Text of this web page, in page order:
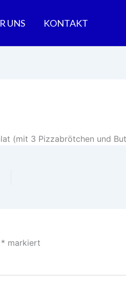
UNS KONTAKT
(mit 3 Pizzabrötchen und
* markiert